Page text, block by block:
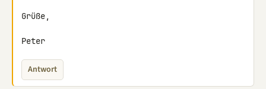
Grüße,
Peter
Antwort